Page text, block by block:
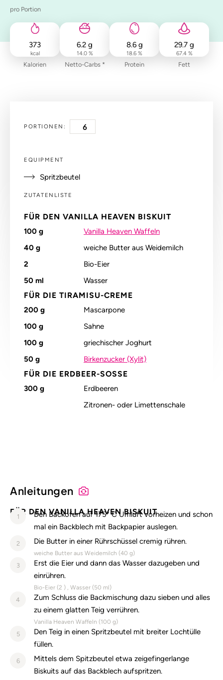
pro Portion
373
kcal
Kalorien
6.2 g
14.0 %
Netto-Carbs *
8.6 g
18.6 %
Protein
29.7 g
67.4 %
Fett
PORTIONEN:
EQUIPMENT
Spritzbeutel
ZUTATENLISTE
FÜR DEN VANILLA HEAVEN BISKUIT
100 g
Vanilla Heaven Waffeln
40 g
weiche Butter aus Weidemilch
2
Bio-Eier
50 ml Wasser
FÜR DIE TIRAMISU-CREME
200 g
Mascarpone
100 g
Sahne
100 g
griechischer Joghurt
50 g Birkenzucker (Xylit)
FÜR DIE ERDBEER-SOSSE
300 g
Erdbeeren
Zitronen- oder Limettenschale
Anleitungen
FÜR DEN VANILLA HEAVEN BISKUIT
1
Den Backofen auf 175° C Umluft vorheizen und schon
mal ein Backblech mit Backpapier auslegen.
2 Die Butter in einer Rührschüssel cremig rühren.
weiche Butter aus Weidemilch (40 g)
3
Erst die Eier und dann das Wasser dazugeben und
einrühren.
Bio-Eier (2 ) Wasser (50 ml)
4
Zum Schluss die Backmischung dazu sieben und alles
zu einem glatten Teig verrühren.
Vanilla Heaven Waffeln (100 g)
5
Den Teig in einen Spritzbeutel mit breiter Lochtülle
füllen.
6
Mittels dem Spitzbeutel etwa zeigefingerlange
Biskuits auf das Backblech aufspritzen.